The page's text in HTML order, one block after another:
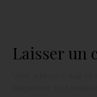
Laisser un
obligatoires sont